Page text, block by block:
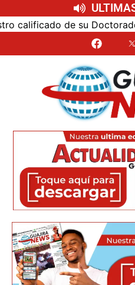
de su Doctorado en